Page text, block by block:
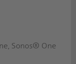
Sonos® One